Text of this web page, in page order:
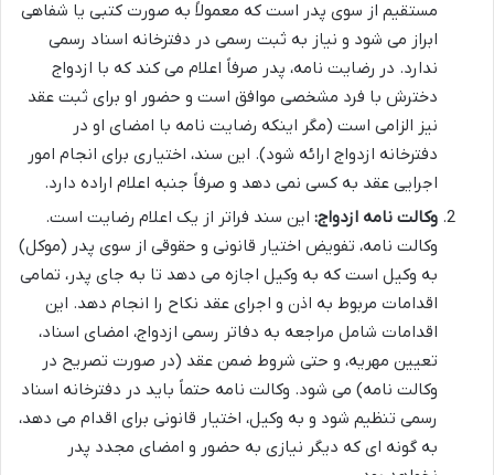
مستقیم از سوی پدر است که معمولاً به صورت کتبی یا شفاهی
ابراز می شود و نیاز به ثبت رسمی در دفترخانه اسناد رسمی
ندارد. در رضایت نامه، پدر صرفاً اعلام می کند که با ازدواج
دخترش با فرد مشخصی موافق است و حضور او برای ثبت عقد
نیز الزامی است (مگر اینکه رضایت نامه با امضای او در
دفترخانه ازدواج ارائه شود). این سند، اختیاری برای انجام امور
اجرایی عقد به کسی نمی دهد و صرفاً جنبه اعلام اراده دارد.
وکالت نامه ازدواج: این سند فراتر از یک اعلام رضایت است.
وکالت نامه، تفویض اختیار قانونی و حقوقی از سوی پدر (موکل)
به وکیل است که به وکیل اجازه می دهد تا به جای پدر، تمامی
اقدامات مربوط به اذن و اجرای عقد نکاح را انجام دهد. این
اقدامات شامل مراجعه به دفاتر رسمی ازدواج، امضای اسناد،
تعیین مهریه، و حتی شروط ضمن عقد (در صورت تصریح در
وکالت نامه) می شود. وکالت نامه حتماً باید در دفترخانه اسناد
رسمی تنظیم شود و به وکیل، اختیار قانونی برای اقدام می دهد،
به گونه ای که دیگر نیازی به حضور و امضای مجدد پدر